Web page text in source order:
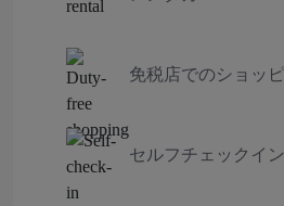
免税店でのショッ
セルフチェックイ